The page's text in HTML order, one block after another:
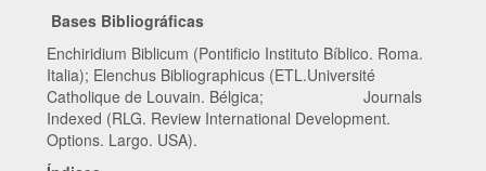
Bases Bibliográficas
Enchiridium Biblicum (Pontificio Instituto Bíblico. Roma.
Italia); Elenchus Bibliographicus (ETL.Université
Catholique de Louvain. Bélgica; Journals
Indexed (RLG. Review International Development.
Options. Largo. USA).